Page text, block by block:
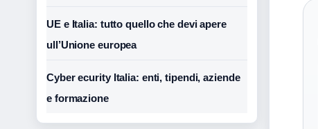
UE e Italia: tutto quello che devi apere
ull’Unione europea
Cyber ecurity Italia: enti, tipendi, aziende
e formazione